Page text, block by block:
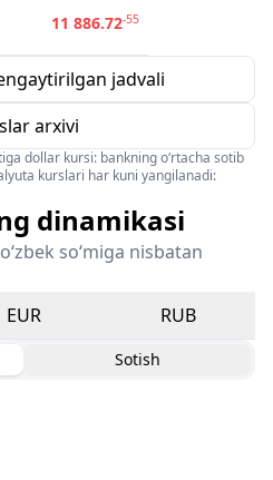
11 886.72-55
jadvali
arxivi
dollar kursi: bankning o‘rtacha sotib
kurslari har kuni yangilanadi:
dinamikasi
so‘miga nisbatan
EUR RUB
Sotish